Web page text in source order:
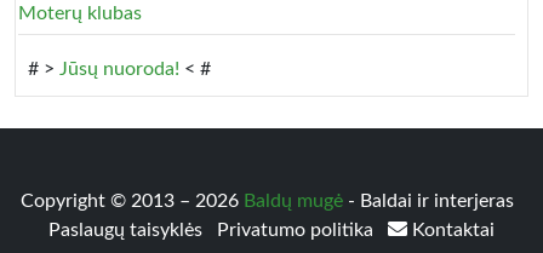
Moterų klubas
# > Jūsų nuoroda! < #
Copyright © 2013 – 2026 Baldų mugė - Baldai ir interjeras
Paslaugų taisyklės
Privatumo politika Kontaktai